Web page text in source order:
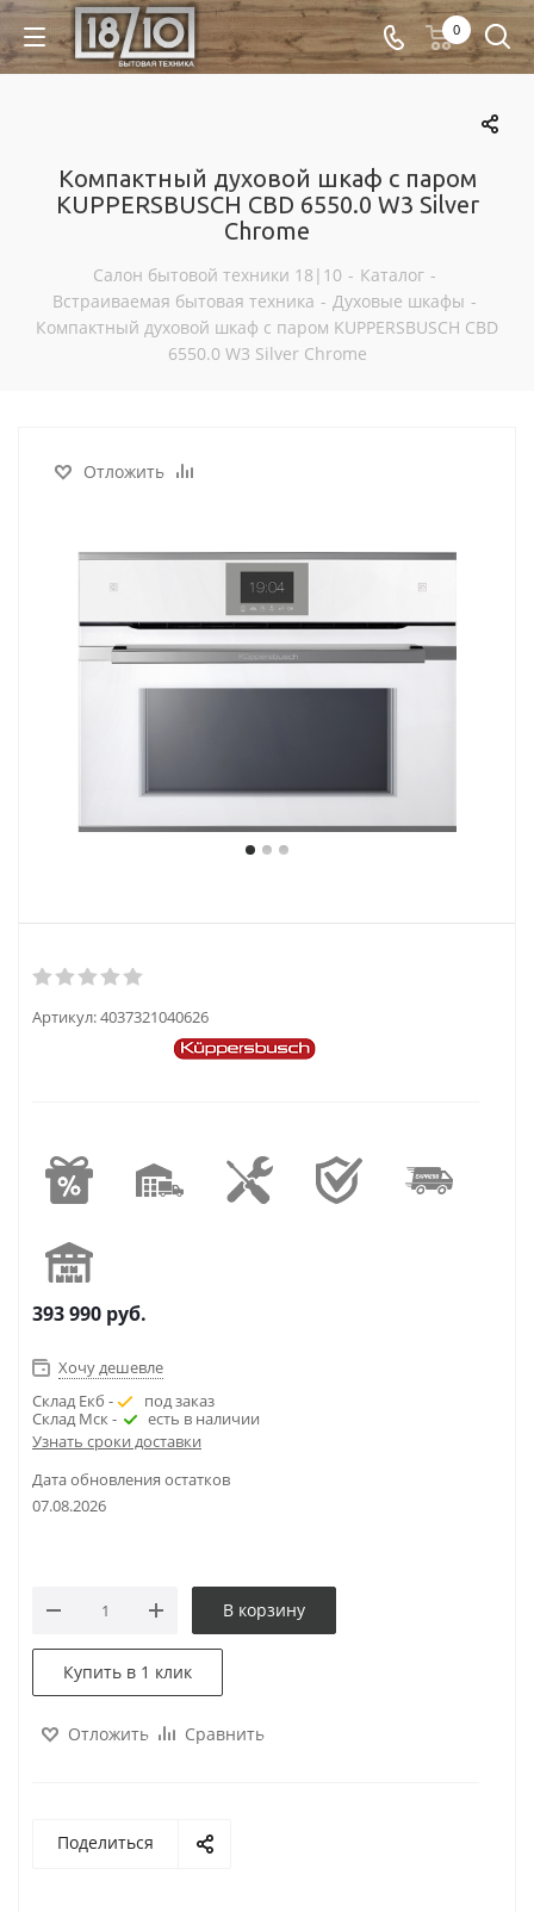
0
Компактный духовой шкаф с паром
KUPPERSBUSCH CBD 6550.0 W3 Silver
Chrome
Салон бытовой техники 18|10 - Каталог -
Встраиваемая бытовая техника - Духовые шкафы -
Компактный духовой шкаф с паром KUPPERSBUSCH CBD
6550.0 W3 Silver Chrome
Отложить
Артикул:4037321040626
393 990 руб.
Хочу дешевле
Склад Екб -
под заказ
Склад Мск -
есть в наличии
Узнать сроки доставки
Дата обновления остатков
07.08.2026
В корзину
Купить в 1 клик
Отложить Сравнить
Поделиться